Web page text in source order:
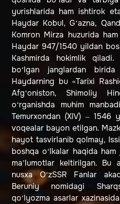
yurishlarida ham ishtirok
Haydar Kobul, G‘azna,
Komron Mirza huzurida
Haydar 947/1540 yildan
Kashmirda hokimlik
bo‘lgan janglardan
Haydarning bu «Tarixi
Afg‘oniston, Shimoliy
o‘rganishda muhim
Temurxondan (XIV) – 1546
voqealar bayon etilgan.
hayot tasvirlanib qolmay,
boshqa o‘lkalar haqida
maʼlumotlar keltirilgan. Bu
nusxa O‘zSSR Fanlar
Beruniy nomidagi
qo‘lyozma asarlar